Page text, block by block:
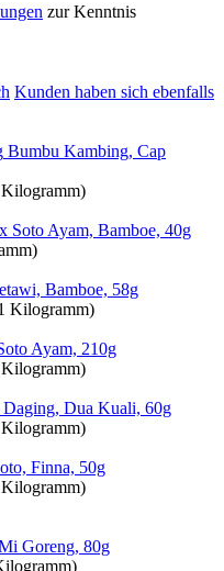
zur Kenntnis
Kunden haben sich ebenfalls
Bumbu Kambing, Cap
Soto Ayam, Bamboe, 40g
Bamboe, 58g
Kilogramm)
Ayam, 210g
Daging, Dua Kuali, 60g
Finna, 50g
Goreng, 80g